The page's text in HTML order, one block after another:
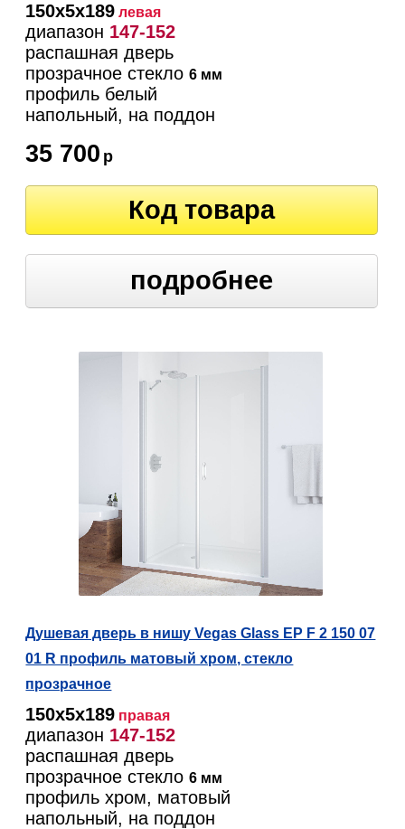
150х5х189 левая
диапазон 147-152
распашная дверь
прозрачное стекло6 мм
профиль белый
напольный, на поддон
35 700 р
Код товара
подробнее
Душевая дверь в нишу Vegas Glass EP F 2 150 07
01 R профиль матовый хром, стекло
прозрачное
150х5х189 правая
диапазон 147-152
распашная дверь
прозрачное стекло6 мм
профиль хром, матовый
напольный, на поддон